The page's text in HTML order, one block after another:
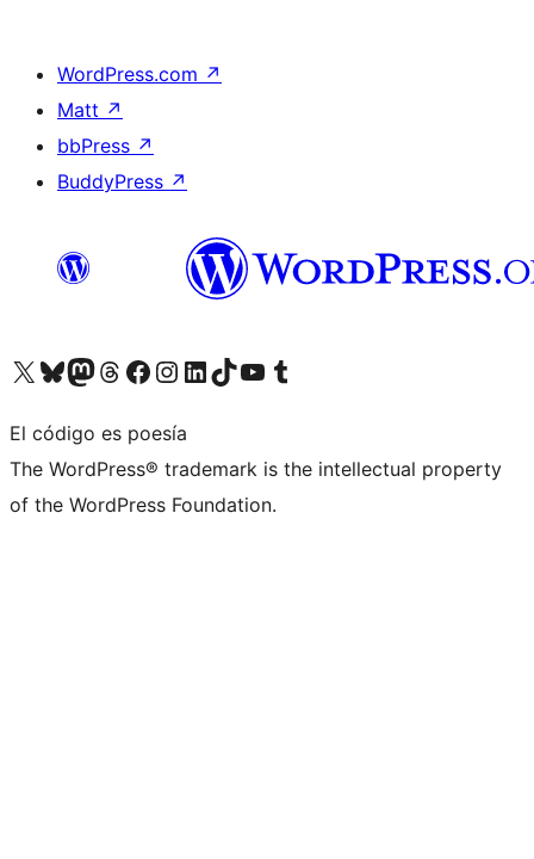
WordPress.com ↗
Matt ↗
bbPress ↗
BuddyPress ↗
Visita nuestra cuenta de X (anteriormente Twitter)
Visita nuestra cuenta de Bluesky
Visita nuestra cuenta de Mastodon
Visita nuestra cuenta de Threads
Visita nuestra página de Facebook
Visita nuestra cuenta de Instagram
Visita nuestra cuenta de LinkedIn
Visita nuestra cuenta de TikTok
Visita nuestro canal de YouTube
Visita nuestra cuenta de Tumblr
El código es poesía
The WordPress® trademark is the intellectual property
of the WordPress Foundation.